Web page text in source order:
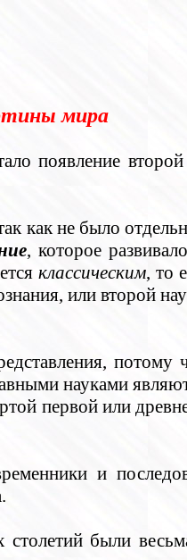
мира
появление
как не было
, которое
классическим, то
или второй
науками
первой или
и
столетий были